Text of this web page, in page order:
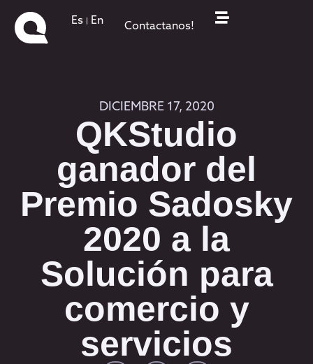
Es En Contactanos!
DICIEMBRE 17, 2020
QKStudio
ganador del
Premio Sadosky
2020 a la
Solución para
comercio y
servicios